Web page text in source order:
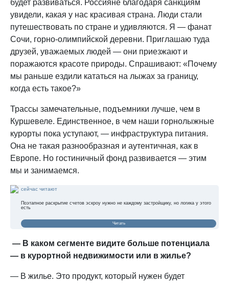
будет развиваться. Россияне благодаря санкциям
увидели, какая у нас красивая страна. Люди стали
путешествовать по стране и удивляются. Я — фанат
Сочи, горно-олимпийской деревни. Приглашаю туда
друзей, уважаемых людей — они приезжают и
поражаются красоте природы. Спрашивают: «Почему
мы раньше ездили кататься на лыжах за границу,
когда есть такое?»
Трассы замечательные, подъемники лучше, чем в
Куршевеле. Единственное, в чем наши горнолыжные
курорты пока уступают, — инфраструктура питания.
Она не такая разнообразная и аутентичная, как в
Европе. Но гостиничный фонд развивается — этим
мы и занимаемся.
сейчас читают
Поэтапное раскрытие счетов эскроу нужно не каждому застройщику, но логика у этого
есть
Читать
— В каком сегменте видите больше потенциала
— в курортной недвижимости или в жилье?
— В жилье. Это продукт, который нужен будет